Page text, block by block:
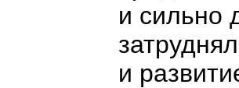
и сильно
и